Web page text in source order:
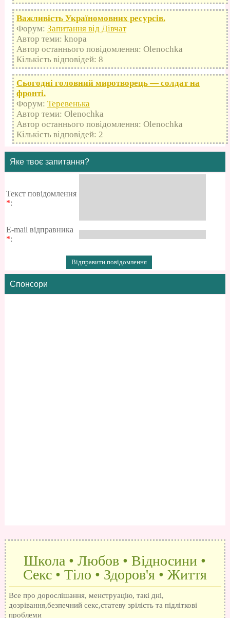
Важливість Україномовних ресурсів.
Форум: Запитання від Дівчат
Автор теми: knopa
Автор останнього повідомлення: Olenochka
Кількість відповідей: 8
Сьогодні головний миротворець — солдат на
фронті.
Форум: Теревенька
Автор теми: Olenochka
Автор останнього повідомлення: Olenochka
Кількість відповідей: 2
Яке твоє запитання?
Текст повідомлення
*:
E-mail відправника
*:
Спонсори
Школа • Любов • Відносини •
Секс • Тіло • Здоров'я • Життя
Все про дорослішання, менструацію, такі дні,
дозрівання,безпечний секс,статеву зрілість та підліткові
проблеми